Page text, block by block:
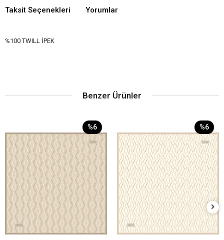
Taksit Seçenekleri Yorumlar
%100 TWILL İPEK
Benzer Ürünler
%6 %6